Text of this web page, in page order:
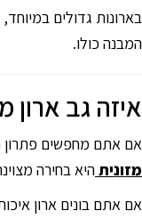
בארונות גדולים
המבנה כולו.
איזה גב
אם אתם מחפשים פתרון
מזוניתהיא בחירה
אם אתם בונים ארון